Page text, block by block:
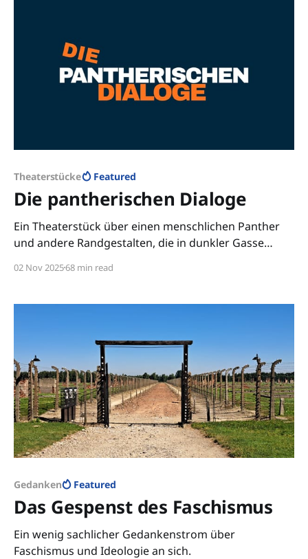
Theaterstücke Featured
Die pantherischen Dialoge
Ein Theaterstück über einen menschlichen Panther
und andere Randgestalten, die in dunkler Gasse
02 Nov 202568 min read
Gedanken Featured
Das Gespenst des Faschismus
Ein wenig sachlicher Gedankenstrom über
Faschismus und Ideologie an sich.